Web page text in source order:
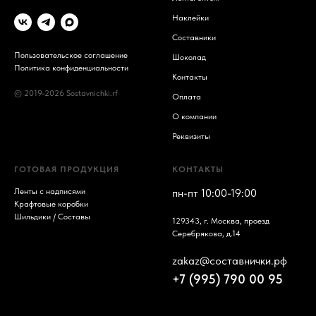
Пользовательское соглашение
Политика конфиденциальности
© 2019-2026 Sostavnichki.rf
Наклейки
Составники
Шоколад
Контакты
Оплата
О компании
Реквизиты
ГОТОВАЯ ПРОДУКЦИЯ
Ленты с надписями
Крафтовые коробки
Шильдики / Составы
КОНТАКТЫ
пн-пт 10:00-19:00
129343, г. Москва, проезд
Серебрякова, д.14
zakaz@составнички.рф
+7 (995) 790 00 95